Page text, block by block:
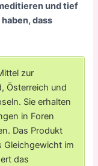
und tief
dass
zur
Österreich und
Sie erhalten
in Foren
Das Produkt
Gleichgewicht im
das